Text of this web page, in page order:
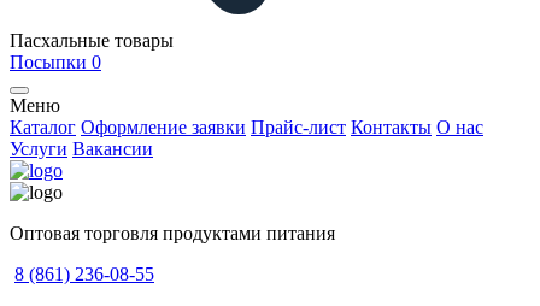
Пасхальные товары
Посыпки 0
Меню
Каталог Оформление заявки Прайс-лист Контакты О нас
Услуги Вакансии
Оптовая торговля продуктами питания
8 (861) 236-08-55